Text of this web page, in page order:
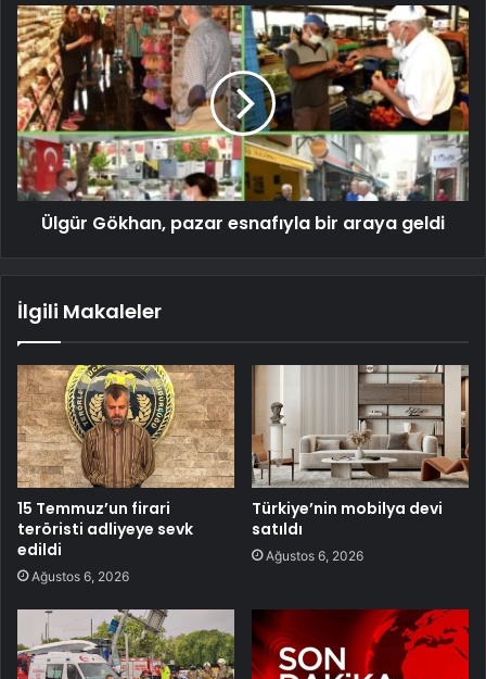
Ülgür Gökhan, pazar esnafıyla bir araya geldi
İlgili Makaleler
15 Temmuz’un firari
teröristi adliyeye sevk
edildi
Ağustos 6, 2026
Türkiye’nin mobilya devi
satıldı
Ağustos 6, 2026